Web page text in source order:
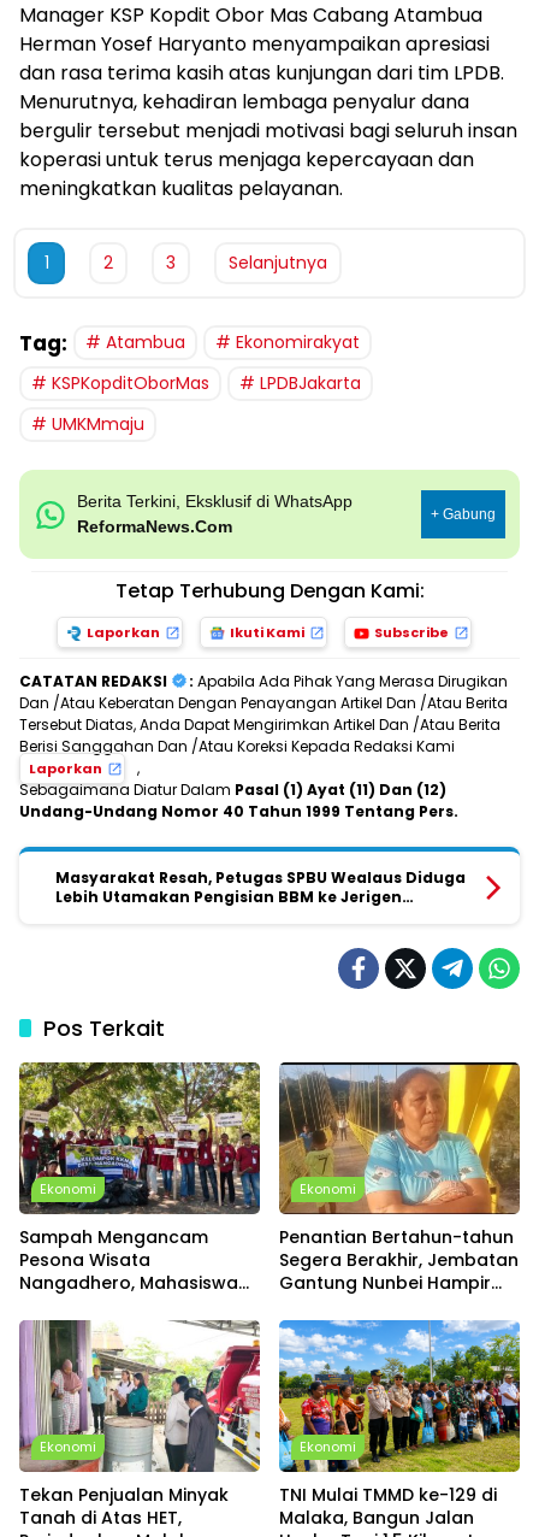
Manager KSP Kopdit Obor Mas Cabang Atambua
Herman Yosef Haryanto menyampaikan apresiasi
dan rasa terima kasih atas kunjungan dari tim LPDB.
Menurutnya, kehadiran lembaga penyalur dana
bergulir tersebut menjadi motivasi bagi seluruh insan
koperasi untuk terus menjaga kepercayaan dan
meningkatkan kualitas pelayanan.
1 2 3 Selanjutnya
Tag: Atambua
Ekonomirakyat
KSPKopditOborMas
LPDBJakarta
UMKMmaju
Berita Terkini, Eksklusif di WhatsApp
ReformaNews.Com
+ Gabung
Tetap Terhubung Dengan Kami:
Laporkan Ikuti Kami Subscribe
CATATAN REDAKSI : Apabila Ada Pihak Yang Merasa Dirugikan
Dan /Atau Keberatan Dengan Penayangan Artikel Dan /Atau Berita
Tersebut Diatas, Anda Dapat Mengirimkan Artikel Dan /Atau Berita
Berisi Sanggahan Dan /Atau Koreksi Kepada Redaksi Kami
Laporkan
,
Sebagaimana Diatur Dalam Pasal (1) Ayat (11) Dan (12)
Undang-Undang Nomor 40 Tahun 1999 Tentang Pers.
Masyarakat Resah, Petugas SPBU Wealaus Diduga
Lebih Utamakan Pengisian BBM ke Jerigen
Pos Terkait
Ekonomi
Sampah Mengancam
Pesona Wisata
Nangadhero, Mahasiswa
Muhamadiyah Turun
Tangan Bersihkan Pantai
Tanjung dan Kolam Air
Panas
Ekonomi
Penantian Bertahun-tahun
Segera Berakhir, Jembatan
Gantung Nunbei Hampir
Bisa Melintas
Ekonomi
Tekan Penjualan Minyak
Tanah di Atas HET,
Ekonomi
TNI Mulai TMMD ke-129 di
Malaka, Bangun Jalan